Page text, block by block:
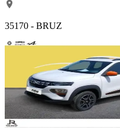
35170 - BRUZ